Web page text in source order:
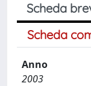
Scheda
Scheda
Anno
2003